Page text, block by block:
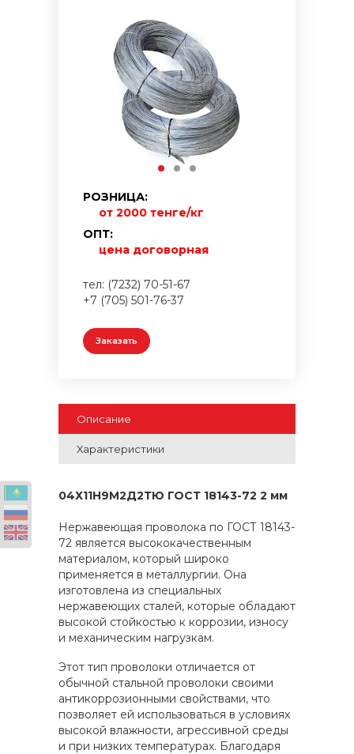
РОЗНИЦА:
от 2000 тенге/кг
ОПТ:
цена договорная
тел: (7232) 70-51-67
+7 (705) 501-76-37
Заказать
Описание
Характеристики
04Х11Н9М2Д2ТЮ ГОСТ 18143-72 2 мм
Нержавеющая проволока по ГОСТ 18143-
72 является высококачественным
материалом, который широко
применяется в металлургии. Она
изготовлена из специальных
нержавеющих сталей, которые обладают
высокой стойкостью к коррозии, износу
и механическим нагрузкам.
Этот тип проволоки отличается от
обычной стальной проволоки своими
антикоррозионными свойствами, что
позволяет ей использоваться в условиях
высокой влажности, агрессивной среды
и при низких температурах. Благодаря